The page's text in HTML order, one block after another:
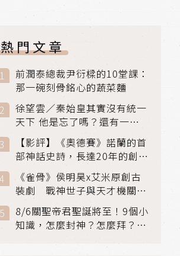
熱門文章
前潤泰總裁尹衍樑的10堂課：
那一碗刻骨銘心的蔬菜麵
徐望雲／秦始皇其實沒有統一
天下 他是忘了嗎？還有一個
小國：衛國
【影評】《奧德賽》諾蘭的首
部神話史詩，長達20年的創傷
與贖罪之旅
《雀骨》侯明昊x艾米原創古
裝劇 戰神世子與天才機關師
聯手攻克身世之謎
8/6關聖帝君聖誕將至！9個小
知識，怎麼封神？怎麼拜？該